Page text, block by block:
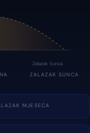
Zalazak Sunca
ZALAZAK SUNCA
MJESECA